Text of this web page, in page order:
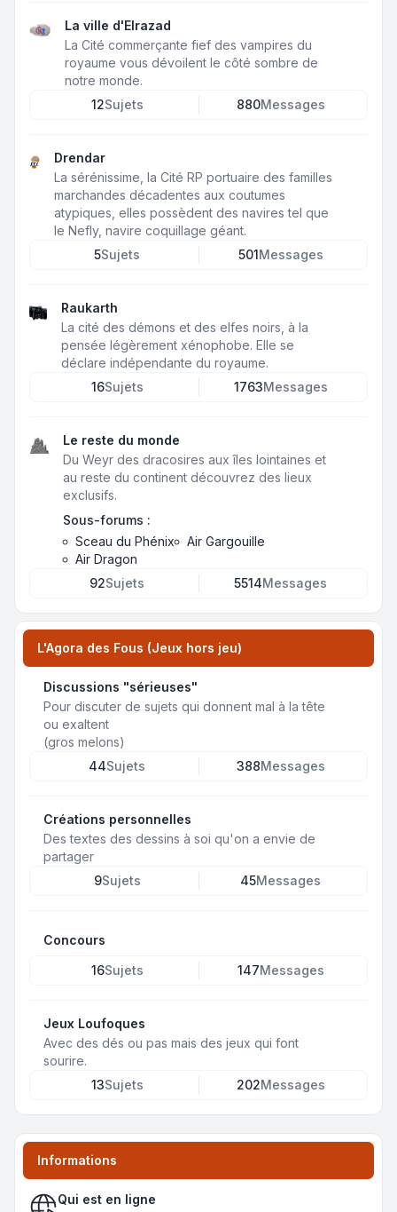
La ville d'Elrazad
La Cité commerçante fief des vampires du
royaume vous dévoilent le côté sombre de
notre monde.
12Sujets 880Messages
Drendar
La sérénissime, la Cité RP portuaire des familles
marchandes décadentes aux coutumes
atypiques, elles possèdent des navires tel que
le Nefly, navire coquillage géant.
5Sujets 501Messages
Raukarth
La cité des démons et des elfes noirs, à la
pensée légèrement xénophobe. Elle se
déclare indépendante du royaume.
16Sujets 1763Messages
Le reste du monde
Du Weyr des dracosires aux îles lointaines et
au reste du continent découvrez des lieux
exclusifs.
Sous-forums :
Sceau du Phénix
Air Gargouille
Air Dragon
92Sujets 5514Messages
L'Agora des Fous (Jeux hors jeu)
Discussions "sérieuses"
Pour discuter de sujets qui donnent mal à la tête
ou exaltent
(gros melons)
44Sujets 388Messages
Créations personnelles
Des textes des dessins à soi qu'on a envie de
partager
9Sujets 45Messages
Concours
16Sujets 147Messages
Jeux Loufoques
Avec des dés ou pas mais des jeux qui font
sourire.
13Sujets 202Messages
Informations
Qui est en ligne